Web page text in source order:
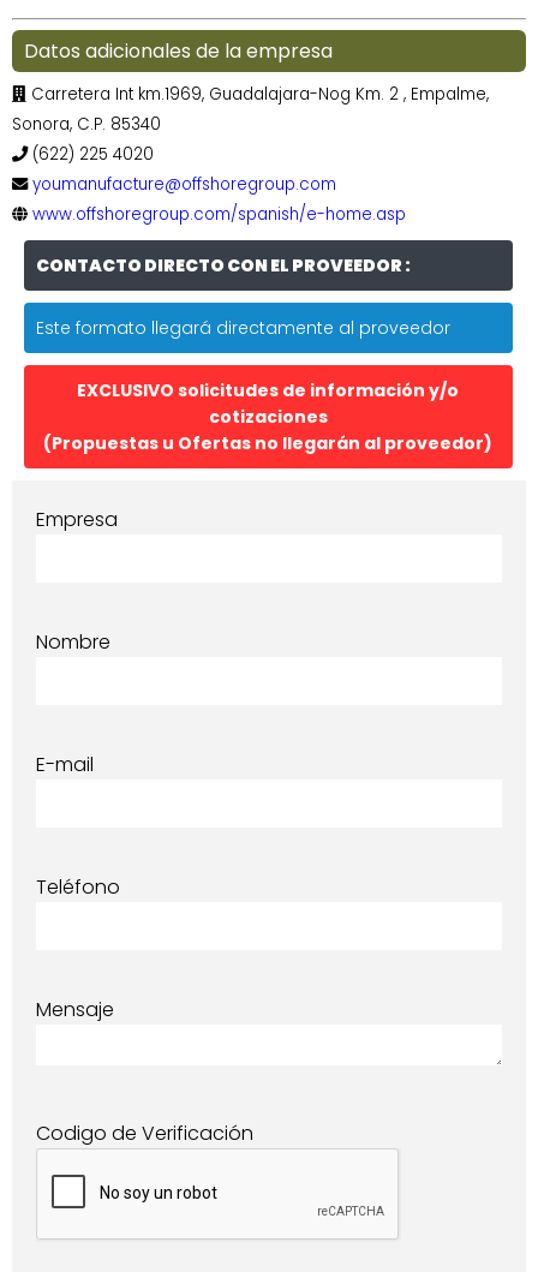
Datos adicionales de la empresa
Carretera Int km.1969, Guadalajara-Nog Km. 2 , Empalme,
Sonora, C.P. 85340
(622) 225 4020
youmanufacture@offshoregroup.com
www.offshoregroup.com/spanish/e-home.asp
CONTACTO DIRECTO CON EL PROVEEDOR :
Este formato llegará directamente al proveedor
EXCLUSIVO solicitudes de información y/o
cotizaciones
(Propuestas u Ofertas no llegarán al proveedor)
Empresa
Nombre
E-mail
Teléfono
Mensaje
Codigo de Verificación